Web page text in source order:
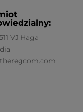
VJ Haga